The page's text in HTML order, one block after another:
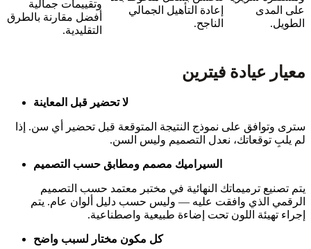
وتقييمات جمالية
أفضل مقارنة بالطرق
التقليدية.
إعادة التأهيل الجمالي
الناجح.
على المدى
الطويل.
معيار عيادة فيترين
لا تحضير قبل المعاينة
سترى وتوافق على نموذج النتيجة المتوقعة قبل تحضير أي سن. إذا
لم يلبِ توقعاتك، نعدل التصميم وليس السن.
السيراميك مصمم ومطابق حسب التصميم
يتم تصنيع ترميماتك النهائية في مختبر معتمد حسب التصميم
الرقمي الذي وافقت عليه — وليس حسب دليل ألوان عام. يتم
إجراء تهيئة اللون تحت إضاءة طبيعية واصطناعية.
كل مكون مختار لسبب واضح